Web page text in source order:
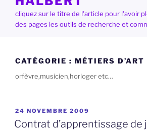
cliquez sur le titre de l'article pour l'avoir
des pages les outils de recherche et
CATÉGORIE : MÉTIERS D’ART
orfèvre,musicien,horloger etc…
PUBLIÉ
LE
24 NOVEMBRE 2009
Contrat d’apprentissage de